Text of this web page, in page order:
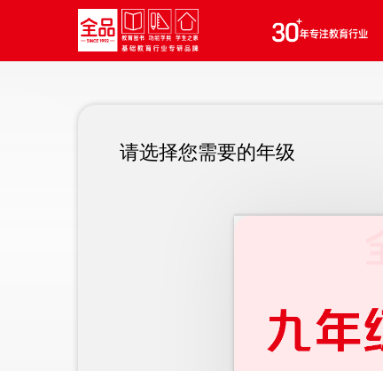
请选择您需要的年级